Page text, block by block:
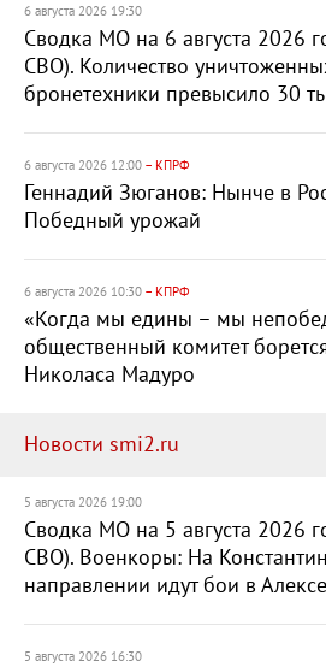
6 августа 2026 19:30
Сводка МО на 6 августа 2026
СВО). Количество
бронетехники превысило 30
6 августа 2026 12:00 – КПРФ
Геннадий Зюганов: Нынче в
Победный урожай
6 августа 2026 10:30 – КПРФ
«Когда мы едины – мы
общественный комитет
Николаса Мадуро
Новости smi2.ru
5 августа 2026 19:00
Сводка МО на 5 августа 2026
СВО). Военкоры: На
направлении идут бои в
5 августа 2026 16:30